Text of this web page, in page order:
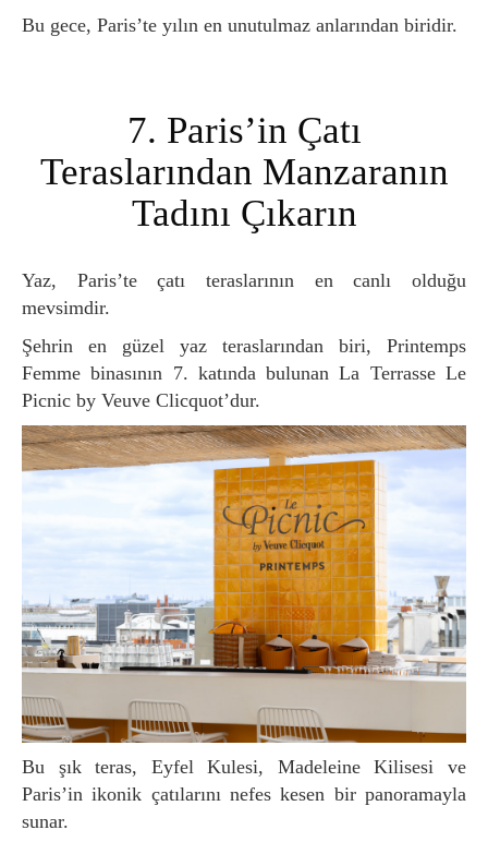
Bu gece, Paris’te yılın en unutulmaz anlarından biridir.
7. Paris’in Çatı
Teraslarından Manzaranın
Tadını Çıkarın
Yaz, Paris’te çatı teraslarının en canlı olduğu
mevsimdir.
Şehrin en güzel yaz teraslarından biri, Printemps
Femme binasının 7. katında bulunan La Terrasse Le
Picnic by Veuve Clicquot’dur.
Bu şık teras, Eyfel Kulesi, Madeleine Kilisesi ve
Paris’in ikonik çatılarını nefes kesen bir panoramayla
sunar.